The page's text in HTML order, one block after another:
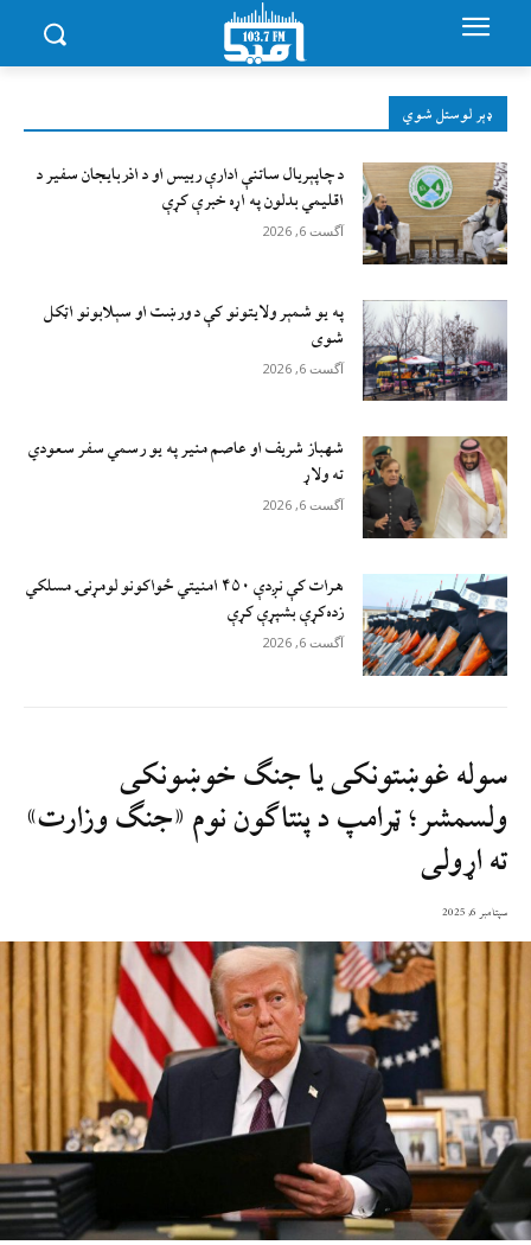
ډېر لوستل شوي
د چاپېریال ساتنې ادارې رییس او د اذربایجان سفیر د
اقلیمي بدلون په اړه خبرې کړې
آگست 6, 2026
په یو شمېر ولایتونو کې د ورښت او سېلابونو اټکل
شوی
آگست 6, 2026
شهباز شریف او عاصم منیر په یو رسمي سفر سعودي
ته ولاړ
آگست 6, 2026
هرات کې نږدې ۴۵۰ امنيتي ځواکونو لومړنۍ مسلکي
زده‌کړې بشپړې کړې
آگست 6, 2026
سوله ‌غوښتونکی يا جنګ خوښونکی
ولسمشر؛ ټرامپ د پنتاګون نوم «جنګ وزارت»
ته اړولی
سپتامبر 6, 2025